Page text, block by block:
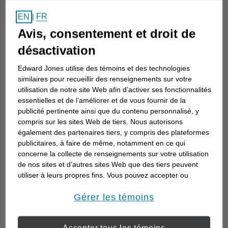
Comment choisir un
conseiller en investissement
Choisir un conseiller en investissement est
votre avenir. Voici comment commencer.
EN | FR
Avis, consentement et droit de
désactivation
Edward Jones utilise des témoins et des technologies
similaires pour recueillir des renseignements sur votre
utilisation de notre site Web afin d’activer ses fonctionnalités
essentielles et de l’améliorer et de vous fournir de la
publicité pertinente ainsi que du contenu personnalisé, y
compris sur les sites Web de tiers. Nous autorisons
également des partenaires tiers, y compris des plateformes
publicitaires, à faire de même, notamment en ce qui
concerne la collecte de renseignements sur votre utilisation
de nos sites et d’autres sites Web que des tiers peuvent
utiliser à leurs propres fins. Vous pouvez accepter ou
Pour en savoir plus sur la façon dont nous utilisons les
veuillez consulter notreDéclaration de confidentialité de
Gérer les témoins